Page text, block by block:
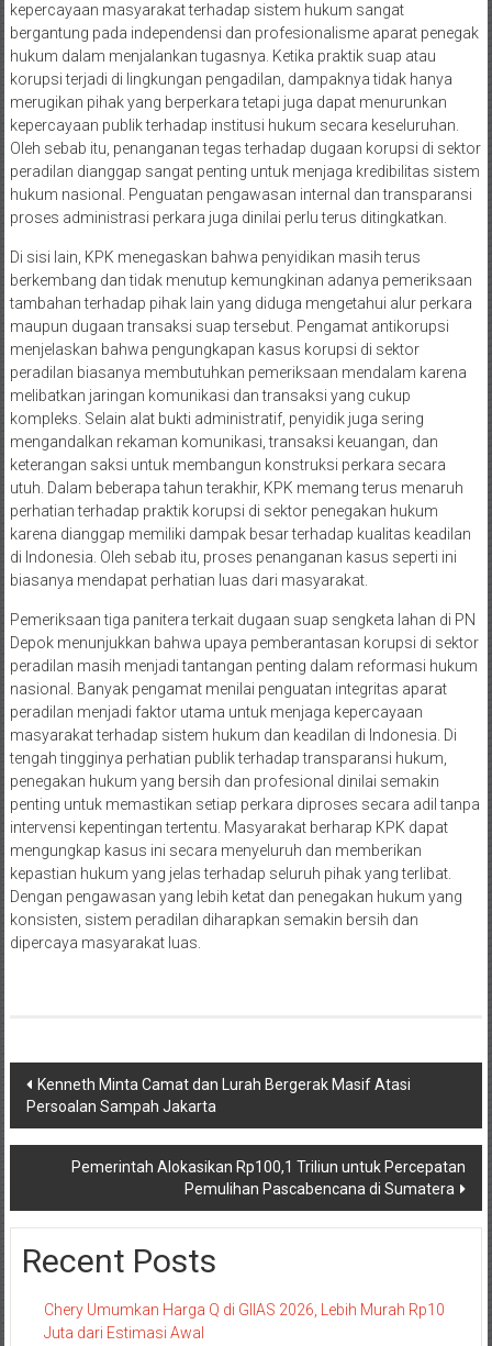
kepercayaan masyarakat terhadap sistem hukum sangat
bergantung pada independensi dan profesionalisme aparat penegak
hukum dalam menjalankan tugasnya. Ketika praktik suap atau
korupsi terjadi di lingkungan pengadilan, dampaknya tidak hanya
merugikan pihak yang berperkara tetapi juga dapat menurunkan
kepercayaan publik terhadap institusi hukum secara keseluruhan.
Oleh sebab itu, penanganan tegas terhadap dugaan korupsi di sektor
peradilan dianggap sangat penting untuk menjaga kredibilitas sistem
hukum nasional. Penguatan pengawasan internal dan transparansi
proses administrasi perkara juga dinilai perlu terus ditingkatkan.
Di sisi lain, KPK menegaskan bahwa penyidikan masih terus
berkembang dan tidak menutup kemungkinan adanya pemeriksaan
tambahan terhadap pihak lain yang diduga mengetahui alur perkara
maupun dugaan transaksi suap tersebut. Pengamat antikorupsi
menjelaskan bahwa pengungkapan kasus korupsi di sektor
peradilan biasanya membutuhkan pemeriksaan mendalam karena
melibatkan jaringan komunikasi dan transaksi yang cukup
kompleks. Selain alat bukti administratif, penyidik juga sering
mengandalkan rekaman komunikasi, transaksi keuangan, dan
keterangan saksi untuk membangun konstruksi perkara secara
utuh. Dalam beberapa tahun terakhir, KPK memang terus menaruh
perhatian terhadap praktik korupsi di sektor penegakan hukum
karena dianggap memiliki dampak besar terhadap kualitas keadilan
di Indonesia. Oleh sebab itu, proses penanganan kasus seperti ini
biasanya mendapat perhatian luas dari masyarakat.
Pemeriksaan tiga panitera terkait dugaan suap sengketa lahan di PN
Depok menunjukkan bahwa upaya pemberantasan korupsi di sektor
peradilan masih menjadi tantangan penting dalam reformasi hukum
nasional. Banyak pengamat menilai penguatan integritas aparat
peradilan menjadi faktor utama untuk menjaga kepercayaan
masyarakat terhadap sistem hukum dan keadilan di Indonesia. Di
tengah tingginya perhatian publik terhadap transparansi hukum,
penegakan hukum yang bersih dan profesional dinilai semakin
penting untuk memastikan setiap perkara diproses secara adil tanpa
intervensi kepentingan tertentu. Masyarakat berharap KPK dapat
mengungkap kasus ini secara menyeluruh dan memberikan
kepastian hukum yang jelas terhadap seluruh pihak yang terlibat.
Dengan pengawasan yang lebih ketat dan penegakan hukum yang
konsisten, sistem peradilan diharapkan semakin bersih dan
dipercaya masyarakat luas.
Navigasi
pos
Kenneth Minta Camat dan Lurah Bergerak Masif Atasi
Persoalan Sampah Jakarta
Pemerintah Alokasikan Rp100,1 Triliun untuk Percepatan
Pemulihan Pascabencana di Sumatera
Recent Posts
Chery Umumkan Harga Q di GIIAS 2026, Lebih Murah Rp10
Juta dari Estimasi Awal